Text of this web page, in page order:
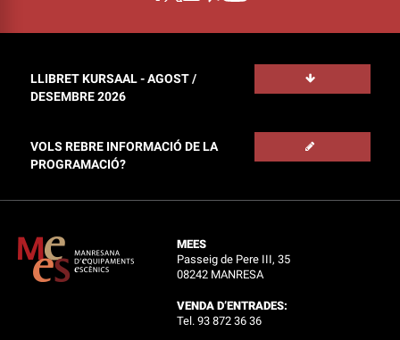
LLIBRET KURSAAL - AGOST /
DESEMBRE 2026
VOLS REBRE INFORMACIÓ DE LA
PROGRAMACIÓ?
MEES
Passeig de Pere III, 35
08242 MANRESA
VENDA D’ENTRADES:
Tel. 93 872 36 36